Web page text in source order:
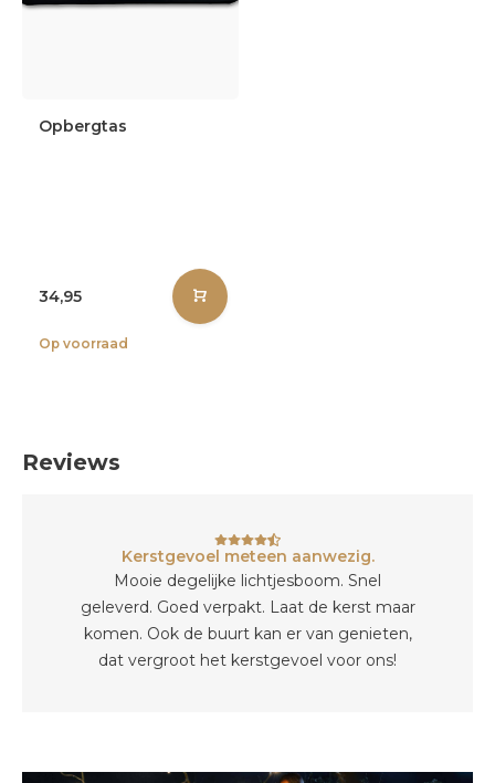
Opbergtas
34,95
Op voorraad
Reviews
Kerstgevoel meteen aanwezig.
Mooie degelijke lichtjesboom. Snel
geleverd. Goed verpakt. Laat de kerst maar
komen. Ook de buurt kan er van genieten,
dat vergroot het kerstgevoel voor ons!